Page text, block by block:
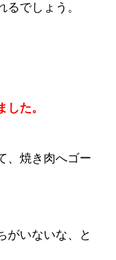
でしょう。
た。
、焼き肉へゴー
がいないな、と